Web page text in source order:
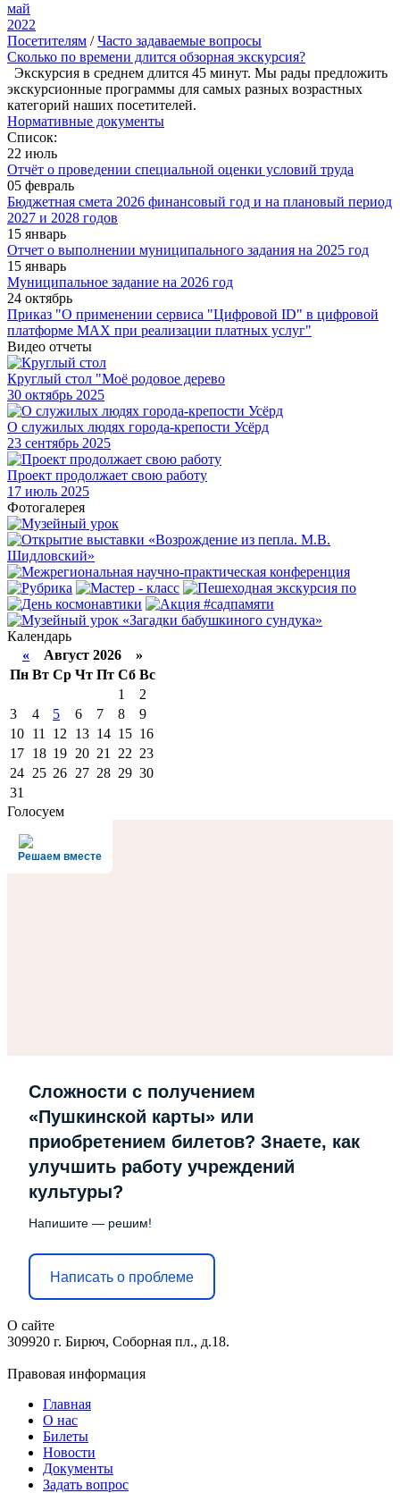
май
2022
Посетителям /Часто задаваемые вопросы
Сколько по времени длится обзорная экскурсия?
Экскурсия в среднем длится 45 минут. Мы рады предложить
экскурсионные программы для самых разных возрастных
категорий наших посетителей.
Нормативные документы
Список:
22 июль
Отчёт о проведении специальной оценки условий труда
05 февраль
Бюджетная смета 2026 финансовый год и на плановый период
2027 и 2028 годов
15 январь
Отчет о выполнении муниципального задания на 2025 год
15 январь
Муниципальное задание на 2026 год
24 октябрь
Приказ "О применении сервиса "Цифровой ID" в цифровой
платформе МАХ при реализации платных услуг"
Видео отчеты
Круглый стол "Моё родовое дерево
30 октябрь 2025
О служилых людях города-крепости Усёрд
23 сентябрь 2025
Проект продолжает свою работу
17 июль 2025
Фотогалерея
Календарь
« Август 2026 »
Пн Вт Ср Чт Пт Сб Вс
1
2
3
4 5 6 7 8
9
10 11 12 13 14 15 16
17 18 19 20 21 22 23
24 25 26 27 28 29 30
31
Голосуем
Решаем вместе
Сложности с получением
«Пушкинской карты» или
приобретением билетов? Знаете, как
улучшить работу учреждений
культуры?
Напишите — решим!
Написать о проблеме
О сайте
309920 г. Бирюч, Соборная пл., д.18.
Правовая информация
Главная
О нас
Билеты
Новости
Документы
Задать вопрос